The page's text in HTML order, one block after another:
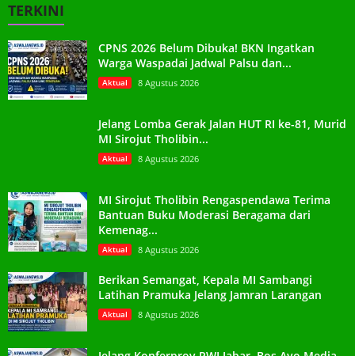
TERKINI
CPNS 2026 Belum Dibuka! BKN Ingatkan
Warga Waspadai Jadwal Palsu dan...
Aktual 8 Agustus 2026
Jelang Lomba Gerak Jalan HUT RI ke-81, Murid
MI Sirojut Tholibin...
Aktual 8 Agustus 2026
MI Sirojut Tholibin Rengaspendawa Terima
Bantuan Buku Moderasi Beragama dari
Kemenag...
Aktual 8 Agustus 2026
Berikan Semangat, Kepala MI Sambangi
Latihan Pramuka Jelang Jamran Larangan
Aktual 8 Agustus 2026